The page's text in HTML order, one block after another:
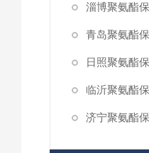
淄博聚氨酯
青岛聚氨酯
日照聚氨酯
临沂聚氨酯
济宁聚氨酯